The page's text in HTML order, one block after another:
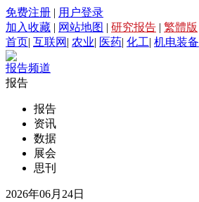
免费注册 | 用户登录
加入收藏 | 网站地图 | 研究报告 | 繁體版
首页| 互联网 | 农业| 医药| 化工| 机电装备
报告频道
报告
报告
资讯
数据
展会
思刊
2026年06月24日